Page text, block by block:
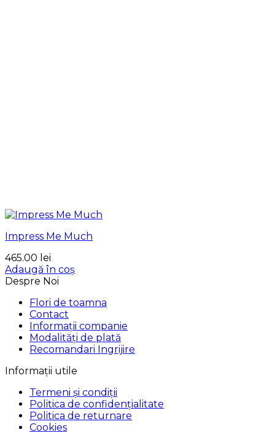
Impress Me Much
465.00 lei
Adaugă în coș
Despre Noi
Flori de toamna
Contact
Informații companie
Modalități de plată
Recomandari Ingrijire
Informații utile
Termeni și condiții
Politica de confidențialitate
Politica de returnare
Cookies